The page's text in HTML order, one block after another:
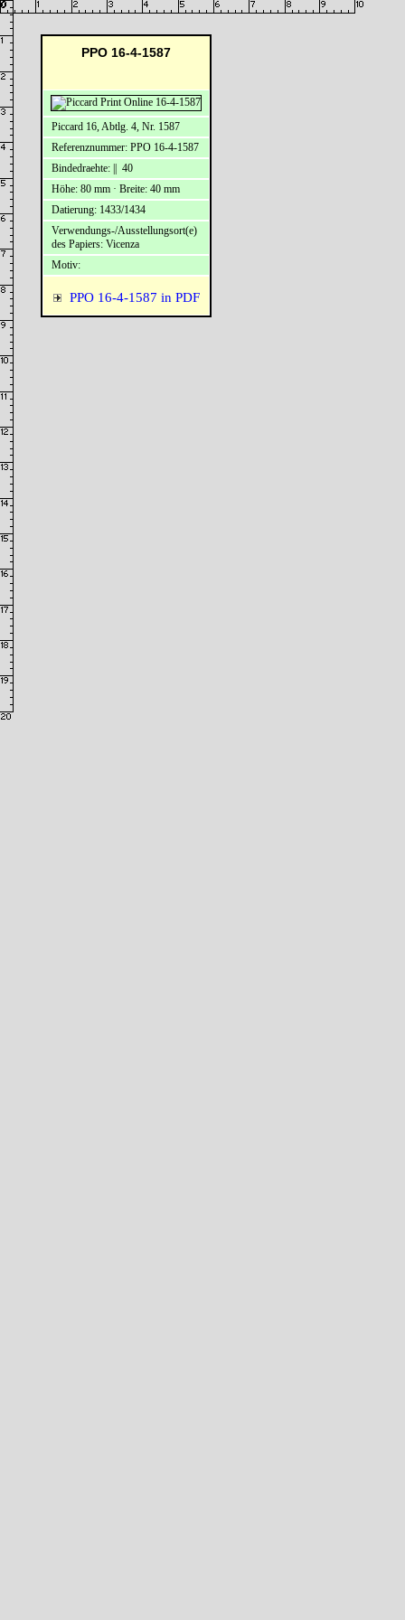
PPO 16-4-1587
PPO 16-4-1587 in PDF
Piccard 16, Abtlg. 4, Nr. 1587
Referenznummer: PPO 16-4-1587
Bindedraehte: || 40
Höhe: 80 mm · Breite: 40 mm
Datierung: 1433/1434
Verwendungs-/Ausstellungsort(e)
des Papiers: Vicenza
Motiv: